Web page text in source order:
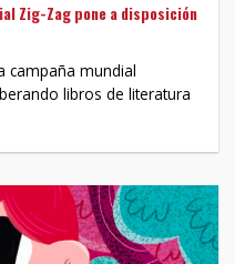
Zig-Zag pone a disposición
campaña mundial
libros de literatura